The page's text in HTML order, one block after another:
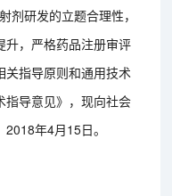
剂研发的立题合理性，
升，严格药品注册审评
关指导原则和通用技术
指导意见》，现向社会
年4月15日。